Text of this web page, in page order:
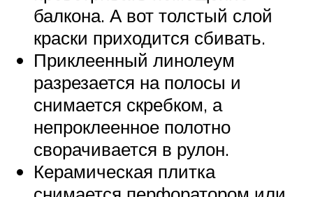
балкона. А вот толстый слой
краски приходится сбивать.
Приклеенный линолеум
разрезается на полосы и
снимается скребком, а
непроклеенное полотно
сворачивается в рулон.
Керамическая плитка